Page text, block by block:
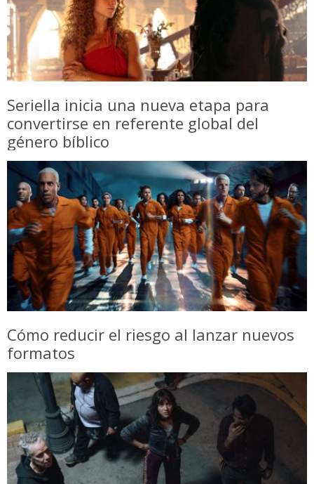
Seriella inicia una nueva etapa para
convertirse en referente global del
género bíblico
Cómo reducir el riesgo al lanzar nuevos
formatos